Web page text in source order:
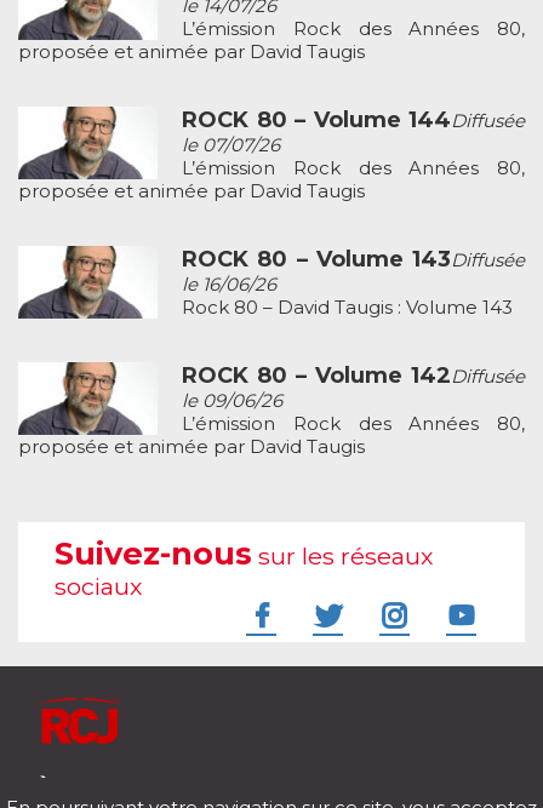
le 14/07/26
L’émission Rock des Années 80,
proposée et animée par David Taugis
ROCK 80 – Volume 144Diffusée
le 07/07/26
L’émission Rock des Années 80,
proposée et animée par David Taugis
ROCK 80 – Volume 143Diffusée
le 16/06/26
Rock 80 – David Taugis : Volume 143
ROCK 80 – Volume 142Diffusée
le 09/06/26
L’émission Rock des Années 80,
proposée et animée par David Taugis
Suivez-nous sur les réseaux
sociaux